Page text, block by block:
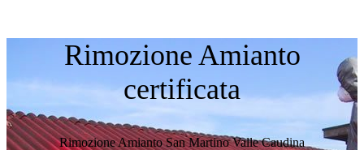
Rimozione Amianto
certificata
Rimozione Amianto San Martino Valle Caudina